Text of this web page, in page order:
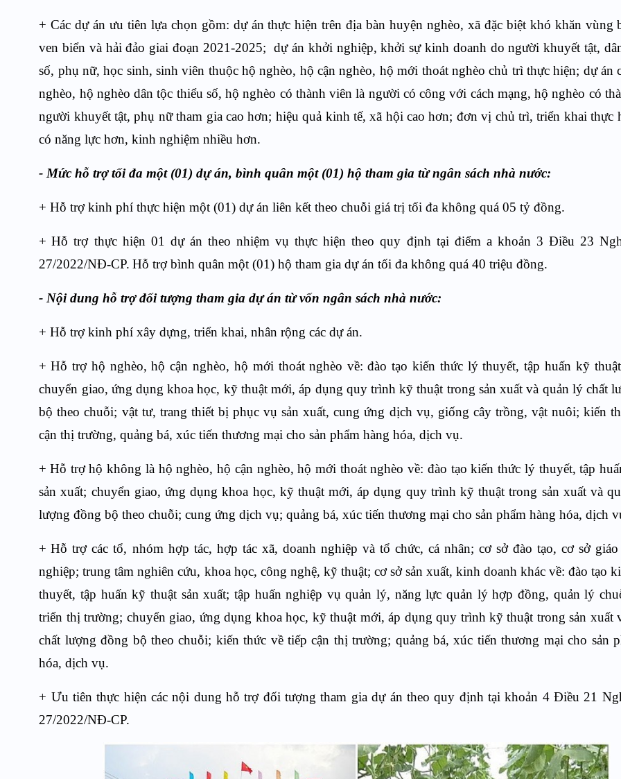
+ Các dự án ưu tiên lựa chọn gồm: dự án thực hiện trên địa bàn huyện nghèo, xã đặc biệt khó khăn vùng
ven biển và hải đảo giai đoạn 2021-2025; dự án khởi nghiệp, khởi sự kinh doanh do người khuyết tật,
số, phụ nữ, học sinh, sinh viên thuộc hộ nghèo, hộ cận nghèo, hộ mới thoát nghèo chủ trì thực hiện; dự án
nghèo, hộ nghèo dân tộc thiểu số, hộ nghèo có thành viên là người có công với cách mạng, hộ nghèo có
người khuyết tật, phụ nữ tham gia cao hơn; hiệu quả kinh tế, xã hội cao hơn; đơn vị chủ trì, triển khai thực
có năng lực hơn, kinh nghiệm nhiều hơn.
- Mức hỗ trợ tối đa một (01)dự án, bình quân một (01)hộ tham gia từ ngân sách nhà nước:
+ Hỗ trợ kinh phí thực hiện một (01) dự án liên kết theo chuỗi giá trị tối đa không quá05 tỷ đồng.
+ Hỗ trợ thực hiện 01 dự án theo nhiệm vụ thực hiện theo quy định tại điểm a khoản 3 Điều 23
27/2022/NĐ-CP. Hỗ trợ bình quân một (01) hộtham gia dự án tối đa không quá 40 triệu đồng.
- Nội dung hỗ trợ đối tượng tham gia dự án từ vốn ngân sách nhà nước:
+ Hỗ trợ kinh phí xây dựng, triển khai, nhân rộng cácdự án.
+ Hỗ trợ hộ nghèo, hộ cận nghèo, hộ mới thoát nghèo về: đào tạo kiến thức lý thuyết, tập huấn kỹ
chuyển giao, ứng dụng khoa học, kỹ thuậtmới, áp dụng quy trình kỹ thuật trong sản xuất và quản lý chất
bộ theo chuỗi; vật tư, trang thiết bị phục vụ sản xuất, cung ứng dịch vụ, giống cây trồng, vật nuôi; kiến
cận thị trường, quảng bá, xúc tiến thương mại cho sản phẩm hàng hóa, dịch vụ.
+ Hỗ trợ hộ không là hộ nghèo, hộ cận nghèo, hộ mới thoát nghèo về: đào tạokiến thức lý thuyết, tập
sản xuất; chuyển giao, ứng dụng khoa học, kỹ thuậtmới, áp dụng quy trình kỹ thuật trong sản xuất và
lượng đồng bộ theo chuỗi;cung ứng dịch vụ;quảng bá, xúc tiến thương mại cho sản phẩm hàng hóa, dịch
+ Hỗ trợ các tổ, nhóm hợp tác, hợp tác xã, doanh nghiệp và tổ chức, cá nhân; cơ sở đào tạo, cơ sở
nghiệp; trung tâm nghiên cứu, khoa học, công nghệ, kỹ thuật; cơ sở sản xuất, kinh doanh khác về:đào tạo
thuyết, tập huấn kỹ thuật sản xuất; tập huấn nghiệp vụ quản lý, năng lực quản lý hợp đồng, quản lý
triển thị trường; chuyển giao, ứng dụng khoa học, kỹ thuật mới, áp dụng quy trình kỹ thuật trong sản xuất
chất lượng đồng bộ theo chuỗi; kiến thức về tiếp cận thị trường; quảng bá, xúc tiến thương mại cho sản
hóa, dịch vụ.
+ Ưu tiên thực hiện các nội dung hỗ trợ đối tượng tham gia dự án theo quy định tại khoản 4 Điều 21
27/2022/NĐ-CP.